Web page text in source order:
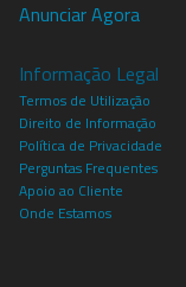
Anunciar Agora
Informação Legal
Termos de Utilização
Direito de Informação
Política de Privacidade
Perguntas Frequentes
Apoio ao Cliente
Onde Estamos